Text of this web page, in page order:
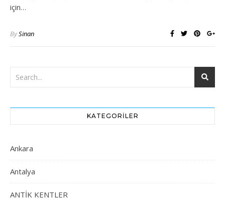
için…
BySinan
KATEGORILER
Ankara
Antalya
ANTİK KENTLER